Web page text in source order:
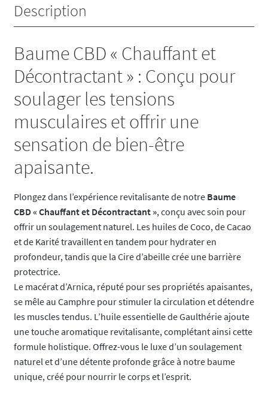
Description
Baume CBD « Chauffant et
Décontractant » : Conçu pour
soulager les tensions
musculaires et offrir une
sensation de bien-être
apaisante.
Plongez dans l’expérience revitalisante de notre Baume
CBD « Chauffant et Décontractant », conçu avec soin pour
offrir un soulagement naturel. Les huiles de Coco, de Cacao
et de Karité travaillent en tandem pour hydrater en
profondeur, tandis que la Cire d’abeille crée une barrière
protectrice.
Le macérat d’Arnica, réputé pour ses propriétés apaisantes,
se mêle au Camphre pour stimuler la circulation et détendre
les muscles tendus. L’huile essentielle de Gaulthérie ajoute
une touche aromatique revitalisante, complétant ainsi cette
formule holistique. Offrez-vous le luxe d’un soulagement
naturel et d’une détente profonde grâce à notre baume
unique, créé pour nourrir le corps et l’esprit.